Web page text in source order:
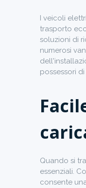
I veicoli
trasporto
soluzioni di
numerosi
possessori
Quando si
essenziali.
consente